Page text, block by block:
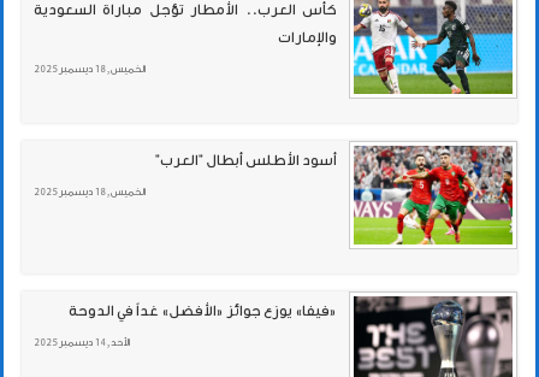
كأس العرب.. الأمطار تؤجل مباراة السعودية
والإمارات
الخميس , 18 ديسمبر 2025
أسود الأطلس أبطال "العرب"
الخميس , 18 ديسمبر 2025
«فيفا» يوزع جوائز «الأفضل» غداً في الدوحة
الأحد , 14 ديسمبر 2025